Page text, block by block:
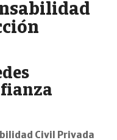
Civil Privada